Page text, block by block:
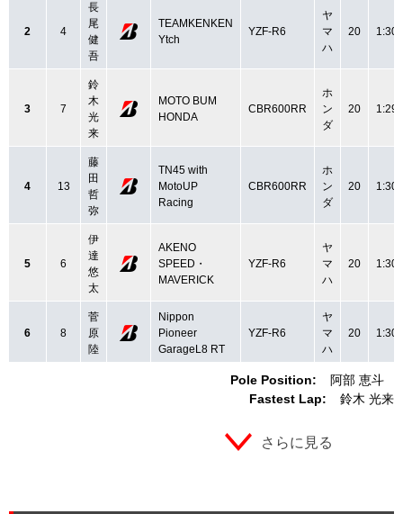
Pole Position: 阿部 恵斗
Fastest Lap:
鈴木 光来
2 4
長
尾
健
吾
TEAMKENKEN
Ytch
YZF-R6
ヤ
マ
ハ
20
3 7
鈴
木
光
来
MOTO BUM
HONDA
CBR600RR
ホ
ン
ダ
20
4 13
藤
田
哲
弥
TN45 with
MotoUP
Racing
CBR600RR
ホ
ン
ダ
20
5 6
伊
達
悠
太
AKENO
SPEED・
MAVERICK
YZF-R6
ヤ
マ
ハ
20
6 8
菅
原
陸
Nippon
Pioneer
GarageL8 RT
YZF-R6
ヤ
マ
ハ
20
さらに見る